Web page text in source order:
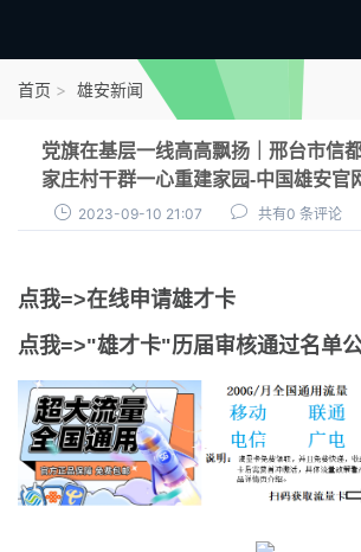
点我申领雄才卡
审核通过公示
首页 雄安新闻
党旗在基层一线高高飘扬｜邢台市信
家庄村干群一心重建家园-中国雄安官
2023-09-10 21:07 共有0 条评论
点我=>在线申请雄才卡
点我=>"雄才卡"历届审核通过名单